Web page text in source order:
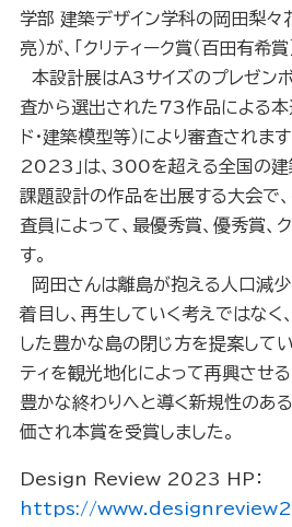
学部 建築デザイン学科の岡田梨々
亮）が、「クリティーク賞（百田有希賞
本設計展はA3サイズのプレゼン
査から選出された73作品による本
ド・建築模型等）により審査され
2023」は、300を超える全国の建
課題設計の作品を出展する大会で
査員によって、最優秀賞、優秀賞、
す。
岡田さんは離島が抱える人口減少
着目し、再生していく考えではなく
した豊かな島の閉じ方を提案してい
ティを観光地化によって再興させる
豊かな終わりへと導く新規性のあ
価され本賞を受賞しました。
Design Review 2023 HP：
https://